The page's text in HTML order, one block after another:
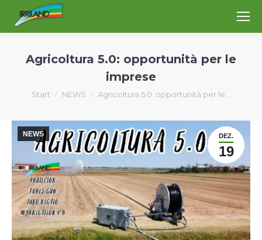
Agricoltura 5.0: opportunità per le
imprese
Sie befinden sich hier:
Start NEWS Agricoltura 5.0: opportunità per le…
DEZ.
19
NEWS